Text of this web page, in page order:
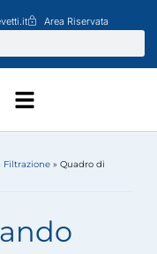
Area Riservata
Filtrazione »Quadro di